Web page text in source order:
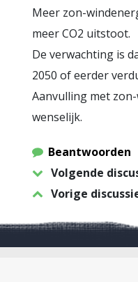
Meer zon-
meer CO2 uitstoot.
De verwachting is
2050 of eerder
Aanvulling met
wenselijk.
Beantwoorden
Volgende
Vorige